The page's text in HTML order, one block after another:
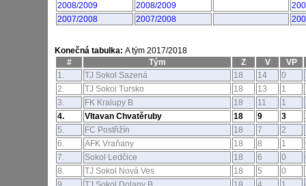
2008/2009
2008/2009
2007/2008
2007/2008
Konečná tabulka: A tým 2017/2018
#
Tým Z V
VP
1.
TJ Sokol Sazená 18 14 0
2.
TJ Sokol Tursko 18 13 1
3.
FK Kralupy B 18 11 1
4.
Vltavan Chvatěruby 18 9 3
5.
FC Postřižín 18 7 2
6.
AFK Vraňany 18 8 1
7.
Sokol Ledčice 18 6 0
8.
TJ Sokol Nová Ves 18 5 0